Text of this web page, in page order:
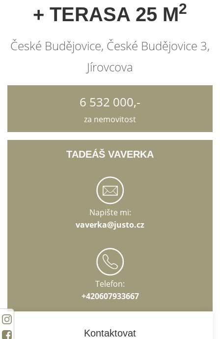
+ TERASA 25 M2
České Budějovice, České Budějovice 3,
Jírovcova
6 532 000,-
za nemovitost
TADEÁŠ VAVERKA
Napište mi:
vaverka@justo.cz
Telefon:
+420607933667
Kontaktovat